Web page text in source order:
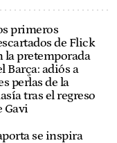
primeros
de Flick
la pretemporada
Barça: adiós a
perlas de la
tras el regreso
Gavi
se inspira